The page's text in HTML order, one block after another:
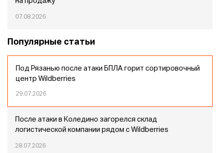
07.08.2026
Популярные статьи
Под Рязанью после атаки БПЛА горит сортировочный
центр Wildberries
29.07.2026
После атаки в Коледино загорелся склад
логистической компании рядом с Wildberries
28.07.2026